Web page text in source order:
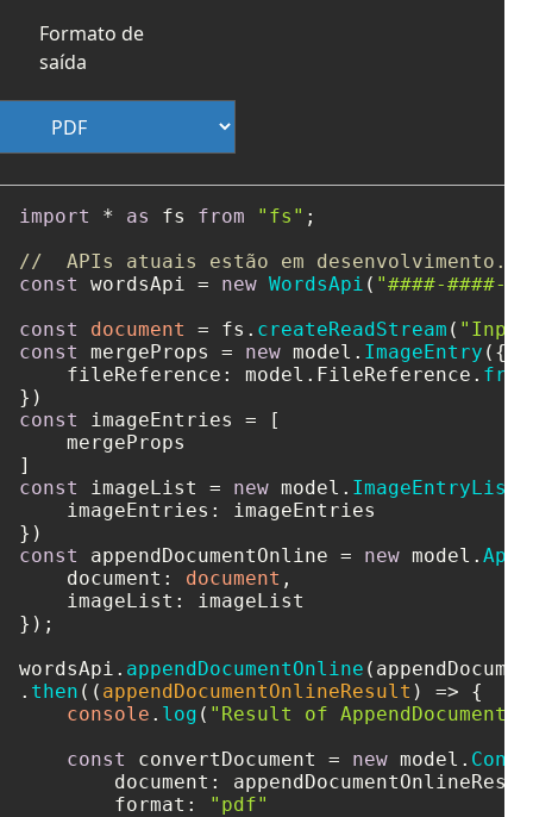
Formato de
saída
import * as fs from "fs" ;
//  APIs atuais estão em desenvolvimento.
const
wordsApi = new WordsApi ( "####-####-
const
document = fs. createReadStream (
const
mergeProps = new model. ImageEntry ({
fileReference : model. FileReference .
const
imageEntries = [
    mergeProps
const
imageList = new model. ImageEntryList
imageEntries : imageEntries
const
appendDocumentOnline = new model.
document : document ,
imageList : imageList
});
wordsApi. appendDocumentOnline
. then ( ( appendDocumentOnlineResult ) => {
console . log ( "Result of
const
convertDocument = new model.
document :
format :
"pdf"